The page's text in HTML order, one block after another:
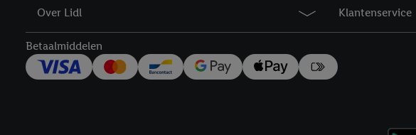
Over Lidl Klantenservice
Betaalmiddelen